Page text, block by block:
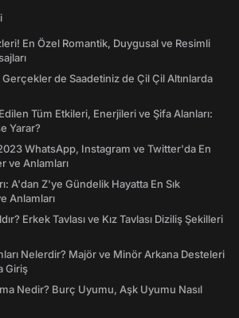
En Özel Romantik, Duygusal ve Resimli
Gerçekler de Saadetiniz de Çil Çil Altınlarda
Tüm Etkileri, Enerjileri ve Şifa Alanları:
Yarar?
WhatsApp, Instagram ve Twitter'da En
ve Anlamları
A'dan Z'ye Gündelik Hayatta En Sık
Anlamları
Erkek Tavlası ve Kız Tavlası Diziliş Şekilleri
Nelerdir? Majör ve Minör Arkana Desteleri
Giriş
Nedir? Burç Uyumu, Aşk Uyumu Nasıl